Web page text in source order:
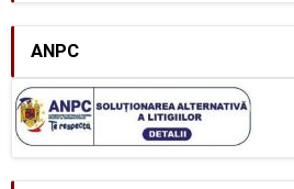
ANPC